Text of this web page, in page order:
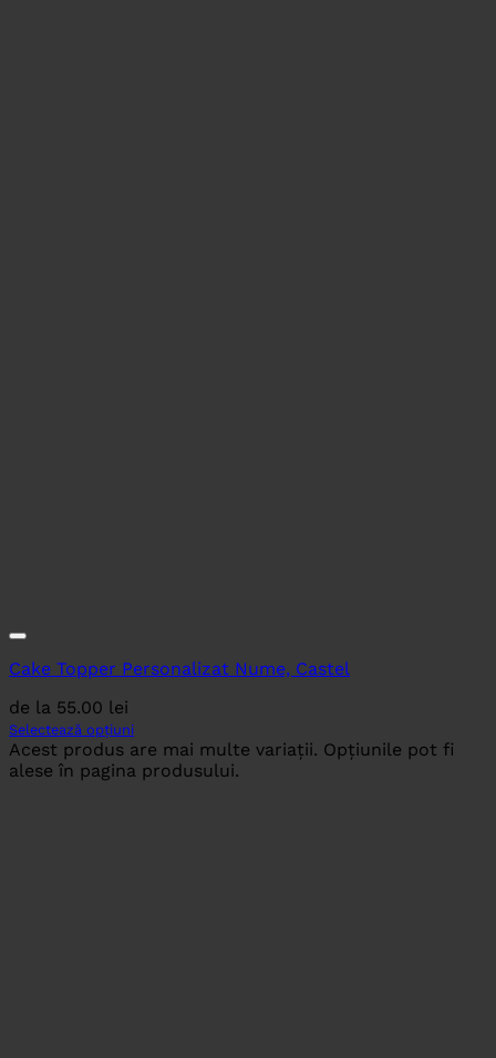
Cake Topper Personalizat Nume, Castel
de la 55.00 lei
Selectează opțiuni
Acest produs are mai multe variații. Opțiunile pot fi
alese în pagina produsului.